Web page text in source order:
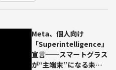
へ
Meta、個人向け
「Superintelligence」
宣言──スマートグラス
が“主端末”になる未来